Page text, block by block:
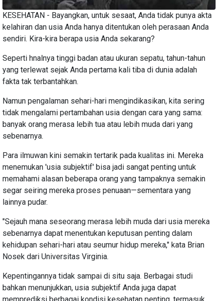
KESEHATAN - Bayangkan, untuk sesaat, Anda tidak punya akta
kelahiran dan usia Anda hanya ditentukan oleh perasaan Anda
sendiri. Kira-kira berapa usia Anda sekarang?
Seperti hnalnya tinggi badan atau ukuran sepatu, tahun-tahun
yang terlewat sejak Anda pertama kali tiba di dunia adalah
fakta tak terbantahkan.
Namun pengalaman sehari-hari mengindikasikan, kita sering
tidak mengalami pertambahan usia dengan cara yang sama:
banyak orang merasa lebih tua atau lebih muda dari yang
sebenarnya.
Para ilmuwan kini semakin tertarik pada kualitas ini. Mereka
menemukan 'usia subjektif' bisa jadi sangat penting untuk
memahami alasan beberapa orang yang tampaknya semakin
segar seiring mereka proses penuaan—sementara yang
lainnya pudar.
"Sejauh mana seseorang merasa lebih muda dari usia mereka
sebenarnya dapat menentukan keputusan penting dalam
kehidupan sehari-hari atau seumur hidup mereka," kata Brian
Nosek dari Universitas Virginia.
Kepentingannya tidak sampai di situ saja. Berbagai studi
bahkan menunjukkan, usia subjektif Anda juga dapat